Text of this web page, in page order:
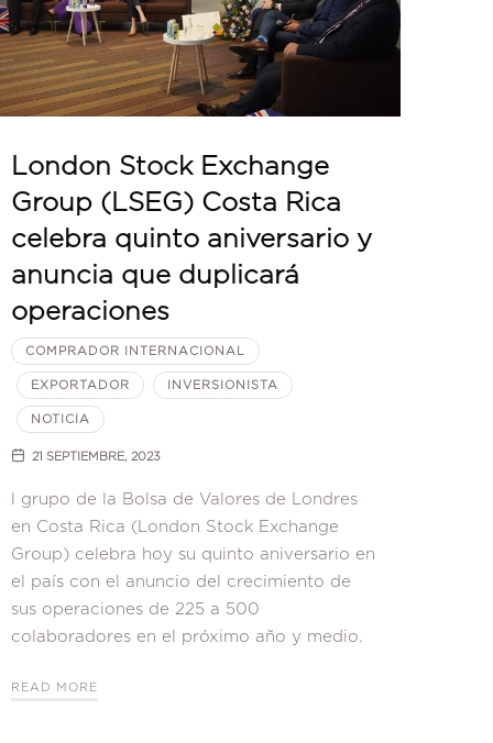
London Stock Exchange
Group (LSEG) Costa Rica
celebra quinto aniversario y
anuncia que duplicará
operaciones
COMPRADOR INTERNACIONAL
EXPORTADOR INVERSIONISTA
NOTICIA
21 SEPTIEMBRE, 2023
l grupo de la Bolsa de Valores de Londres
en Costa Rica (London Stock Exchange
Group) celebra hoy su quinto aniversario en
el país con el anuncio del crecimiento de
sus operaciones de 225 a 500
colaboradores en el próximo año y medio.
READ MORE